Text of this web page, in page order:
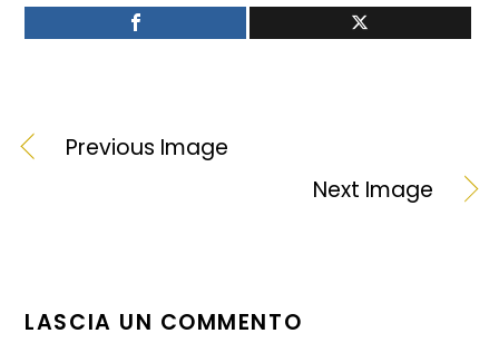
Previous Image
Next Image
LASCIA UN COMMENTO